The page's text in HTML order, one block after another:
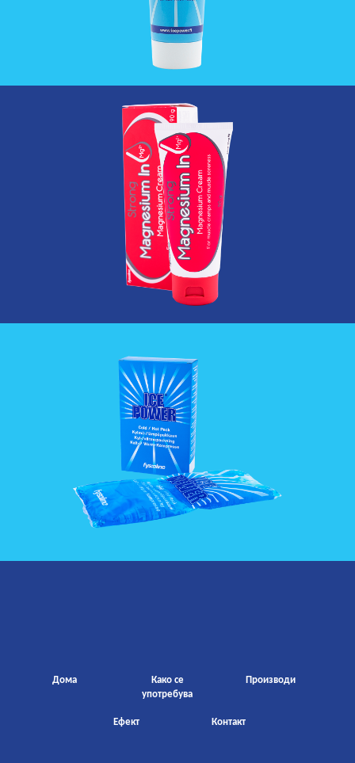
Дома
Како се
употребува
Производи
Ефект Контакт